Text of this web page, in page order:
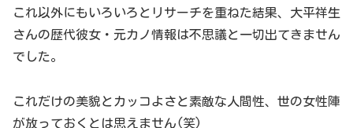
これ以外にもいろいろとリサーチを重ねた結果、大平祥生
さんの歴代彼女・元カノ情報は不思議と一切出てきません
でした。
これだけの美貌とカッコよさと素敵な人間性、世の女性陣
が放っておくとは思えません(笑)